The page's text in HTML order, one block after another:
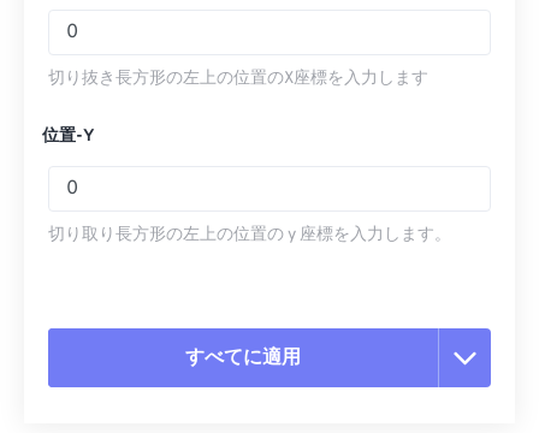
切り抜き長方形の左上の位置のX座標を入力します
位置-Y
切り取り長方形の左上の位置の y 座標を入力します。
すべてに適用